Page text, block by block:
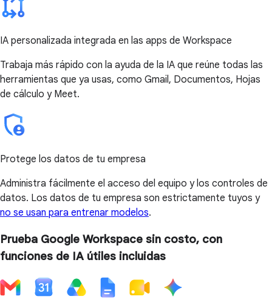
IA personalizada integrada en las apps de Workspace
Trabaja más rápido con la ayuda de la IA que reúne todas las
herramientas que ya usas, como Gmail, Documentos, Hojas
de cálculo y Meet.
Protege los datos de tu empresa
Administra fácilmente el acceso del equipo y los controles de
datos. Los datos de tu empresa son estrictamente tuyos y
no se usan para entrenar modelos.
Prueba Google Workspace sin costo, con
funciones de IA útiles incluidas